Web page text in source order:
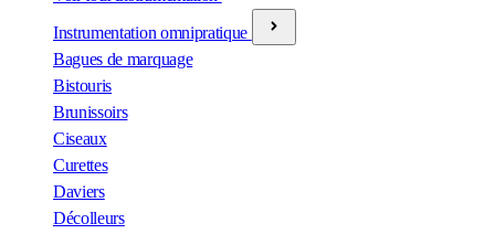
Instrumentation omnipratique
Bagues de marquage
Bistouris
Brunissoirs
Ciseaux
Curettes
Daviers
Décolleurs